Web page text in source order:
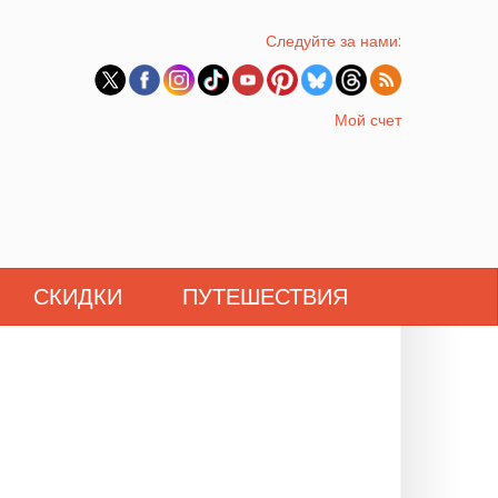
Следуйте за нами:
Мой счет
СКИДКИ ПУТЕШЕСТВИЯ